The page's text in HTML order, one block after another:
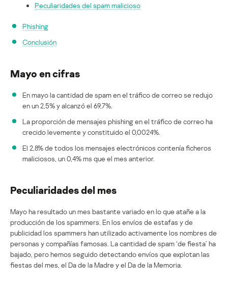
Peculiaridades del spam malicioso
Phishing
Conclusión
Mayo en cifras
En mayo la cantidad de spam en el tráfico de correo se redujo
en un 2,5% y alcanzó el 69,7%.
La proporción de mensajes phishing en el tráfico de correo ha
crecido levemente y constituido el 0,0024%.
El 2,8% de todos los mensajes electrónicos contenía ficheros
maliciosos, un 0,4% ms que el mes anterior.
Peculiaridades del mes
Mayo ha resultado un mes bastante variado en lo que atañe a la
producción de los spammers. En los envíos de estafas y de
publicidad los spammers han utilizado activamente los nombres de
personas y compañías famosas. La cantidad de spam ‘de fiesta’ ha
bajado, pero hemos seguido detectando envíos que explotan las
fiestas del mes, el Da de la Madre y el Da de la Memoria.